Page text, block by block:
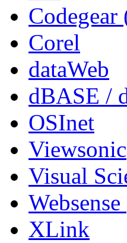
Corel
dataWeb
dBASE /
OSInet
Viewsonic
Visual
XLink